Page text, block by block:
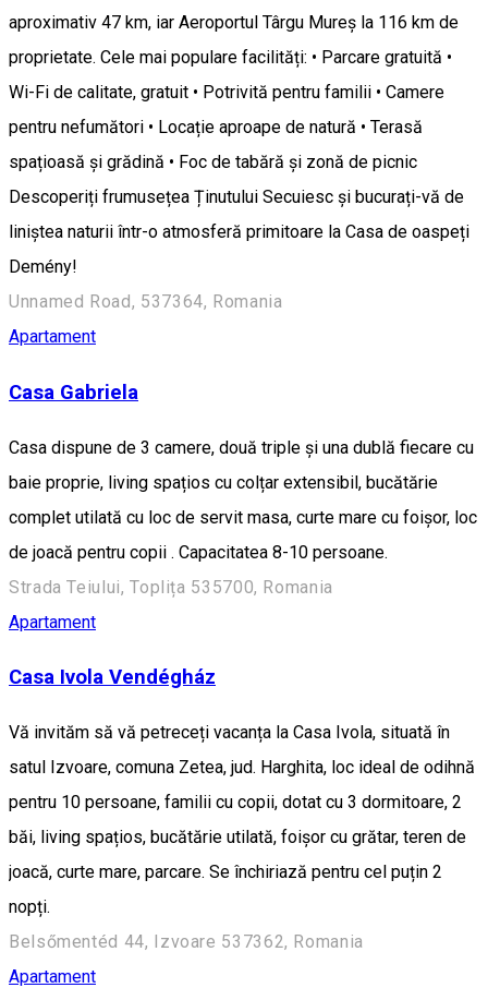
aproximativ 47 km, iar Aeroportul Târgu Mureș la 116 km de
proprietate. Cele mai populare facilități: • Parcare gratuită •
Wi-Fi de calitate, gratuit • Potrivită pentru familii • Camere
pentru nefumători • Locație aproape de natură • Terasă
spațioasă și grădină • Foc de tabără și zonă de picnic
Descoperiți frumusețea Ținutului Secuiesc și bucurați-vă de
liniștea naturii într-o atmosferă primitoare la Casa de oaspeți
Demény!
Unnamed Road, 537364, Romania
Apartament
Casa Gabriela
Casa dispune de 3 camere, două triple și una dublă fiecare cu
baie proprie, living spațios cu colțar extensibil, bucătărie
complet utilată cu loc de servit masa, curte mare cu foișor, loc
de joacă pentru copii . Capacitatea 8-10 persoane.
Strada Teiului, Toplița 535700, Romania
Apartament
Casa Ivola Vendégház
Vă invităm să vă petreceți vacanța la Casa Ivola, situată în
satul Izvoare, comuna Zetea, jud. Harghita, loc ideal de odihnă
pentru 10 persoane, familii cu copii, dotat cu 3 dormitoare, 2
băi, living spațios, bucătărie utilată, foișor cu grătar, teren de
joacă, curte mare, parcare. Se închiriază pentru cel puțin 2
nopți.
Belsőmentéd 44, Izvoare 537362, Romania
Apartament